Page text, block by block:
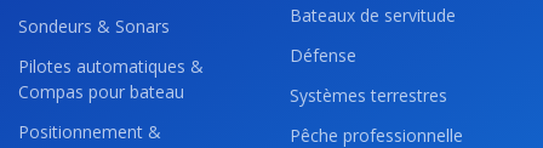
Sondeurs & Sonars
Pilotes automatiques &
Compas pour bateau
Positionnement &
Bateaux de servitude
Défense
Systèmes terrestres
Pêche professionnelle